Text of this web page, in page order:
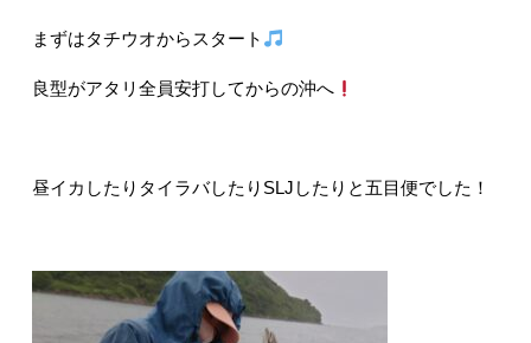
まずはタチウオからスタート
良型がアタリ全員安打してからの沖へ
昼イカしたりタイラバしたりSLJしたりと五目便でした！